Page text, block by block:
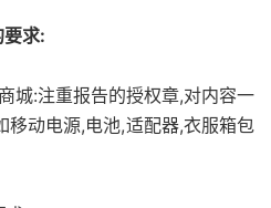
求:
:注重报告的授权章,对内容一
移动电源,电池,适配器,衣服箱包